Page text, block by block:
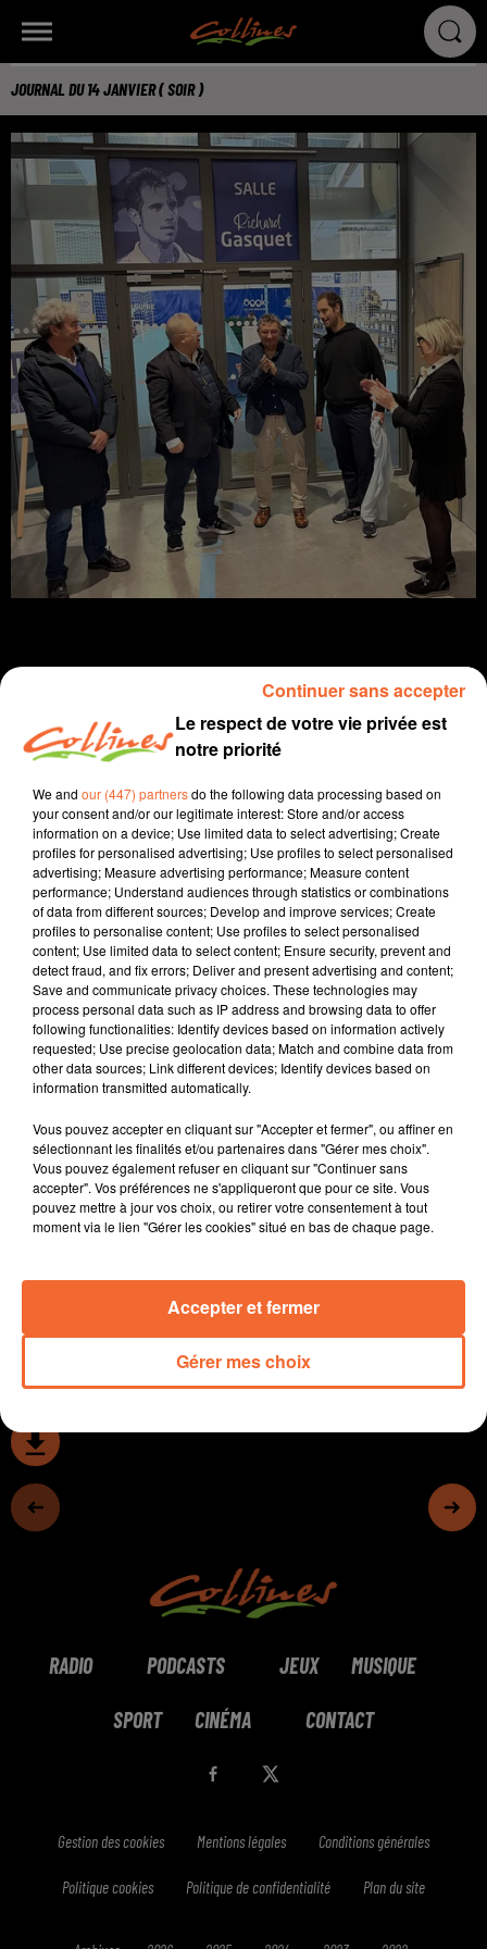
JOURNAL DU 14 JANVIER ( SOIR )
14 janvier 2026 - 12 min 38 sec
JOURNAL DU 14 JANVIER ( SOIR )
Patrice Bémanangy
L'info près de chez vous
C'est une première depuis sa création en 1964. En
raison de l’épidémie de Dermatose Nodulaire
Contagieuse, aucun bovin ne sera présent au salon de
l'agriculture.
Une nouvelle campagne de recrutement de policiers-
adjoints est lancée en Deux-Sèvres. Les candidats ont
jusqu'au 02 mars pour se manifester.
Après 21 ans de service, le boulanger pâtissier du
marché hebdomadaire de Thouars qui a la particularité
de travailler sous les yeux de la clientèle fait valoir ses
droits à la retraite.
Une salle abritant 3 courts de tennis d'AlkéNa à
Bressuire porte désormais le nom de Richard Gasquet.
l'ancien n°7 mondial ( photo ).
0:00 12 min 38 sec
RADIO PODCASTS JEUX MUSIQUE
SPORT CINÉMA CONTACT
Gestion des cookies Mentions légales Conditions générales
Politique cookies Politique de confidentialité Plan du site
Le respect de votre vie privée est
notre priorité
We and our (447) partnersdo the following data processing based on
your consent and/or our legitimate interest: Store and/or access
information on a device; Use limited data to select advertising; Create
profiles for personalised advertising; Use profiles to select personalised
advertising; Measure advertising performance; Measure content
performance; Understand audiences through statistics or combinations
of data from different sources; Develop and improve services; Create
profiles to personalise content; Use profiles to select personalised
content; Use limited data to select content; Ensure security, prevent and
detect fraud, and fix errors; Deliver and present advertising and content;
Save and communicate privacy choices. These technologies may
process personal data such as IP address and browsing data to offer
following functionalities: Identify devices based on information actively
requested; Use precise geolocation data; Match and combine data from
other data sources; Link different devices; Identify devices based on
information transmitted automatically.
Vous pouvez accepter en cliquant sur "Accepter et fermer", ou affiner en
sélectionnant les finalités et/ou partenaires dans "Gérer mes choix".
Vous pouvez également refuser en cliquant sur "Continuer sans
accepter". Vos préférences ne s'appliqueront que pour ce site. Vous
pouvez mettre à jour vos choix, ou retirer votre consentement à tout
moment via le lien "Gérer les cookies" situé en bas de chaque page.
Gérer mes choix
Accepter et fermer
Continuer sans accepter